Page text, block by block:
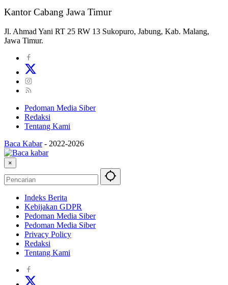
Kantor Cabang Jawa Timur
Jl. Ahmad Yani RT 25 RW 13 Sukopuro, Jabung, Kab. Malang,
Jawa Timur.
Pedoman Media Siber
Redaksi
Tentang Kami
Baca Kabar - 2022-2026
×
Indeks Berita
Kebijakan GDPR
Pedoman Media Siber
Pedoman Media Siber
Privacy Policy
Redaksi
Tentang Kami